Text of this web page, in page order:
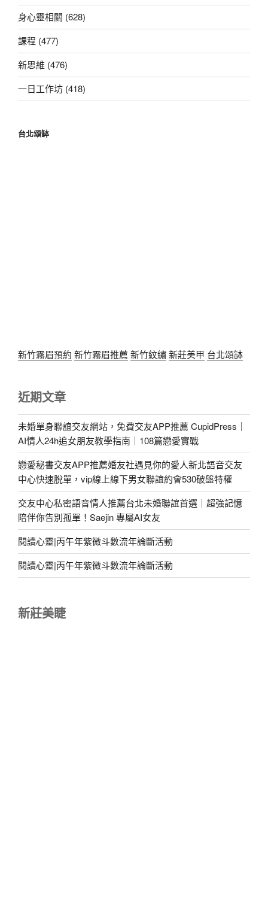
身心靈相關 (628)
課程 (477)
新思維 (476)
一日工作坊 (418)
台北頌缽
新竹霧眉預約 新竹霧眉推薦 新竹紋繡新莊美甲 台北頌缽
近期文章
未婚單身聯誼交友網站，免費交友APP推薦 CupidPress｜
AI情人24h追女朋友教學指南｜108篇戀愛實戰
戀愛秘書交友APP推薦婚友社遇見你的愛人新北語音交友
中心快速脫單，vip線上線下男女聯誼約會530破盤特權
交友中心私密語音情人推薦台北未婚聯誼首選｜超強記憶
陪伴你告別孤單！Saejin 專屬AI女友
閱讀心靈|丙午年紫微斗數流年論斷活動
閱讀心靈|丙午年紫微斗數流年論斷活動
新莊美睫